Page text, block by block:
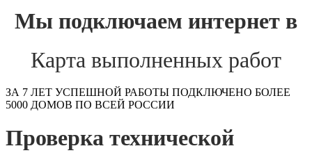
Мы подключаем интернет в
Карта выполненных работ
ЗА 7 ЛЕТ УСПЕШНОЙ РАБОТЫ ПОДКЛЮЧЕНО БОЛЕЕ
5000 ДОМОВ ПО ВСЕЙ РОССИИ
Проверка технической